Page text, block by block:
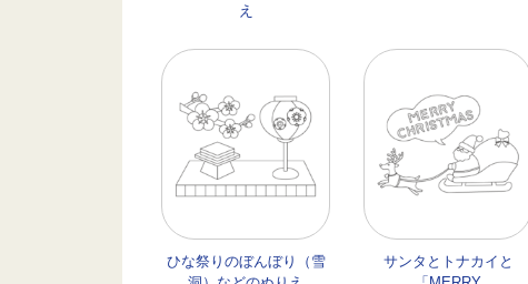
え
ひな祭りのぼんぼり（雪
サンタとトナカイと